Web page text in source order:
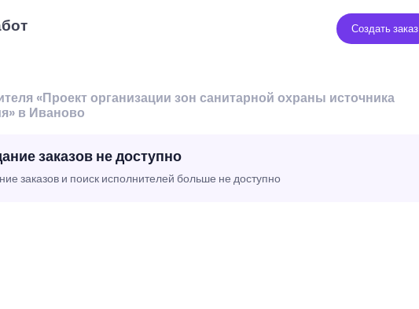
Создать заказ
«Проект организации зон санитарной охраны источника
в Иваново
заказов не доступно
заказов и поиск исполнителей больше не доступно